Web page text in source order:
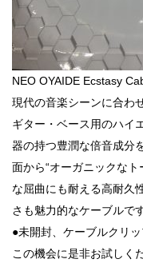
NEO OYAIDE Ecstasy
現代の音楽シーンに合わ
ギター・ベース用のハイ
器の持つ豊潤な倍音成分
面から“オーガニックな
な屈曲にも耐える高耐久
さも魅力的なケーブルです
●未開封、ケーブルクリッ
この機会に是非お試しく